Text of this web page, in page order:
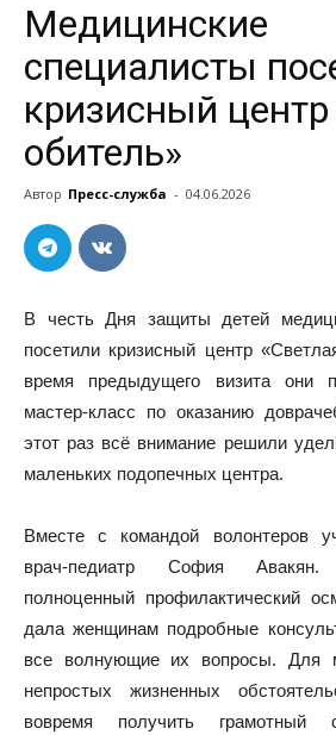
Медицинские
специалисты
кризисный
обитель»
Автор Пресс-служба - 04.06.2026
В честь Дня защиты детей
посетили кризисный центр
время предыдущего визита они
мастер-класс по оказанию
этот раз всё внимание решили
маленьких подопечных центра.
Вместе с командой волонтеров
врач-педиатр София
полноценный профилактический
дала женщинам подробные
все волнующие их вопросы. Для
непростых жизненных
вовремя получить грамотный